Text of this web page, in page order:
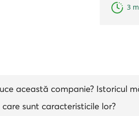
3
această companie? Istoricul
sunt caracteristicile lor?